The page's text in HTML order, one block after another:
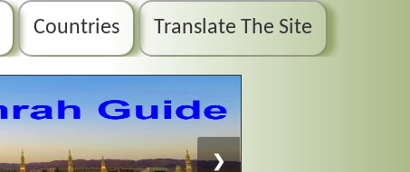
Countries Translate The Site
❯